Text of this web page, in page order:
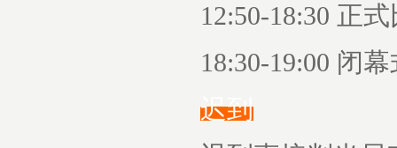
12:50-18:30 正
18:30-19:00 闭
迟到